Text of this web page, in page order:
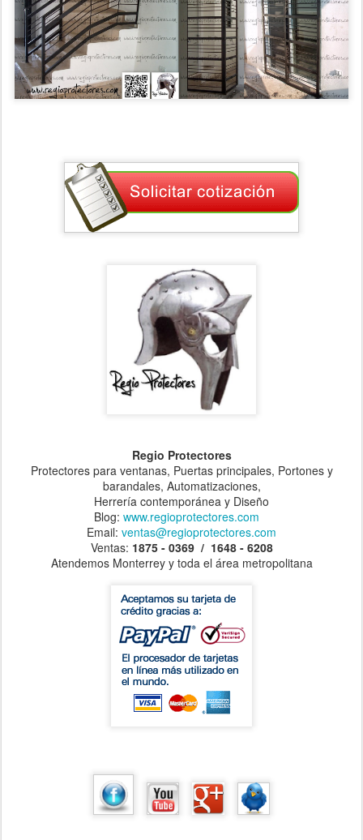
Regio Protectores
Protectores para ventanas, Puertas principales, Portones y
barandales, Automatizaciones,
Herrería contemporánea y Diseño
Blog: www.regioprotectores.com
Email: ventas@regioprotectores.com
Ventas: 1875 - 0369 / 1648 - 6208
Atendemos Monterrey y toda el área metropolitana